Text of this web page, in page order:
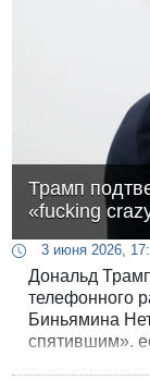
затем
скрываются
Трамп
«fucking
3 июня 2026,
Дональд
телефонного
Биньямина
спятившим»,